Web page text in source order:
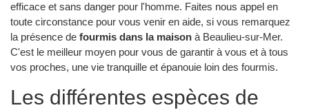
efficace et sans danger pour l'homme. Faites nous appel en
toute circonstance pour vous venir en aide, si vous remarquez
la présence de fourmis dans la maison à Beaulieu-sur-Mer.
C'est le meilleur moyen pour vous de garantir à vous et à tous
vos proches, une vie tranquille et épanouie loin des fourmis.
Les différentes espèces de